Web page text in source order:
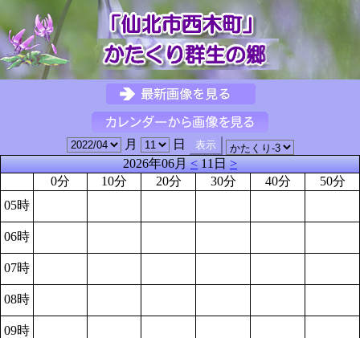
月
日
2026年06月<11日>
0分
10分 20分 30分 40分
50分
05時
06時
07時
08時
09時